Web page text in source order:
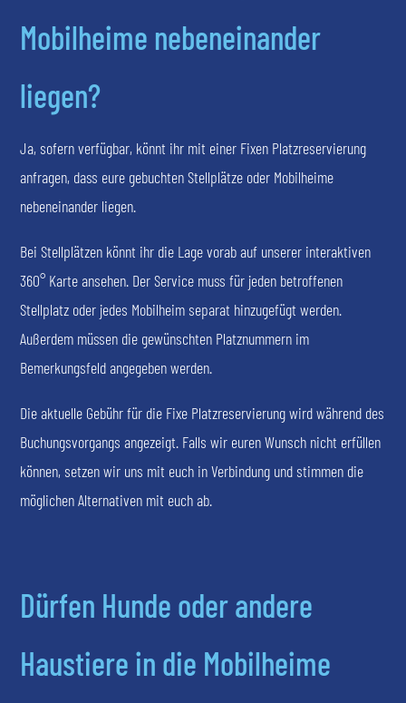
Mobilheime nebeneinander
liegen?
Ja, sofern verfügbar, könnt ihr mit einer Fixen Platzreservierung
anfragen, dass eure gebuchten Stellplätze oder Mobilheime
nebeneinander liegen.
Bei Stellplätzen könnt ihr die Lage vorab auf unserer interaktiven
360° Karte ansehen. Der Service muss für jeden betroffenen
Stellplatz oder jedes Mobilheim separat hinzugefügt werden.
Außerdem müssen die gewünschten Platznummern im
Bemerkungsfeld angegeben werden.
Die aktuelle Gebühr für die Fixe Platzreservierung wird während des
Buchungsvorgangs angezeigt. Falls wir euren Wunsch nicht erfüllen
können, setzen wir uns mit euch in Verbindung und stimmen die
möglichen Alternativen mit euch ab.
Dürfen Hunde oder andere
Haustiere in die Mobilheime